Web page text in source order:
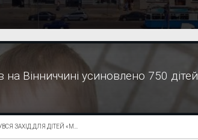
на Вінниччині усиновлено 750 дітей
ЗАХІД ДЛЯ ДІТЕЙ «М...